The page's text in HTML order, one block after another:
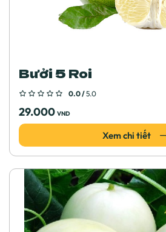
Bưởi 5 Roi
0.0 /5.0
29.000 VND
Xem chi tiết